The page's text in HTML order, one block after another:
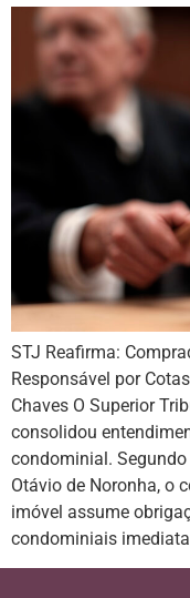
STJ Reafirma:
Responsável por
Chaves O Superior
consolidou
condominial.
Otávio de Noronha, o
imóvel assume
condominiais